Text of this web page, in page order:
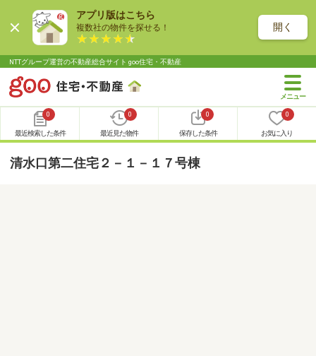
アプリ版はこちら
複数社の物件を探せる！ 開く
NTTグループ運営の不動産総合サイト goo住宅・不動産
0
最近検索した条件
0
最近見た物件
0
保存した条件
0
お気に入り
清水口第二住宅２－１－１７号棟